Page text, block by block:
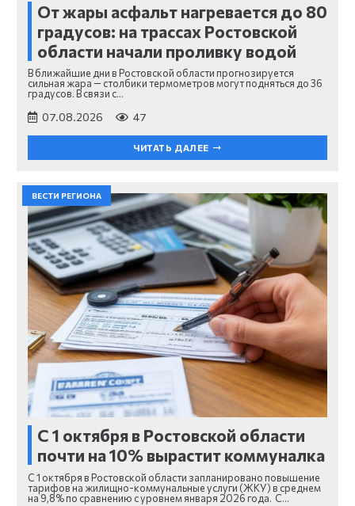
От жары асфальт нагревается до 80
градусов: на трассах Ростовской
области начали проливку водой
В ближайшие дни в Ростовской области прогнозируется
сильная жара — столбики термометров могут подняться до 36
градусов. В связи с…
07.08.2026 47
ЧИТАТЬ ДАЛЕЕ
ВЕСТИ РЕГИОНА
С 1 октября в Ростовской области
почти на 10% вырастит коммуналка
С 1 октября в Ростовской области запланировано повышение
тарифов на жилищно-коммунальные услуги (ЖКУ) в среднем
на 9,8% по сравнению с уровнем января 2026 года. С…